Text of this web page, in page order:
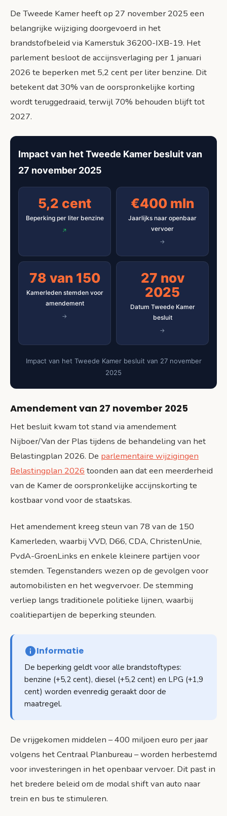
De Tweede Kamer heeft op 27 november 2025 een
belangrijke wijziging doorgevoerd in het
brandstofbeleid via Kamerstuk 36200-IXB-19. Het
parlement besloot de accijnsverlaging per 1 januari
2026 te beperken met 5,2 cent per liter benzine. Dit
betekent dat 30% van de oorspronkelijke korting
wordt teruggedraaid, terwijl 70% behouden blijft tot
2027.
Impact van het Tweede Kamer besluit van
27 november 2025
5,2 cent
Beperking per liter benzine
€400 mln
Jaarlijks naar openbaar
vervoer
78 van 150
Kamerleden stemden voor
amendement
27 nov
2025
Datum Tweede Kamer
besluit
Impact van het Tweede Kamer besluit van 27 november
2025
Amendement van 27 november 2025
Het besluit kwam tot stand via amendement
Nijboer/Van der Plas tijdens de behandeling van het
Belastingplan 2026. De parlementaire wijzigingen
Belastingplan 2026 toonden aan dat een meerderheid
van de Kamer de oorspronkelijke accijnskorting te
kostbaar vond voor de staatskas.
Het amendement kreeg steun van 78 van de 150
Kamerleden, waarbij VVD, D66, CDA, ChristenUnie,
PvdA-GroenLinks en enkele kleinere partijen voor
stemden. Tegenstanders wezen op de gevolgen voor
automobilisten en het wegvervoer. De stemming
verliep langs traditionele politieke lijnen, waarbij
coalitiepartijen de beperking steunden.
Informatie
De beperking geldt voor alle brandstoftypes:
benzine (+5,2 cent), diesel (+5,2 cent) en LPG (+1,9
cent) worden evenredig geraakt door de
maatregel.
De vrijgekomen middelen – 400 miljoen euro per jaar
volgens het Centraal Planbureau – worden herbestemd
voor investeringen in het openbaar vervoer. Dit past in
het bredere beleid om de modal shift van auto naar
trein en bus te stimuleren.